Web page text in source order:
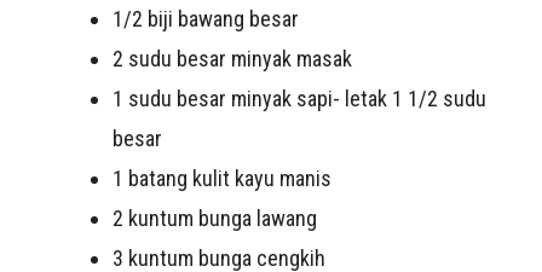
1/2 biji bawang besar
2 sudu besar minyak masak
1 sudu besar minyak sapi- letak 1 1/2 sudu
besar
1 batang kulit kayu manis
2 kuntum bunga lawang
3 kuntum bunga cengkih